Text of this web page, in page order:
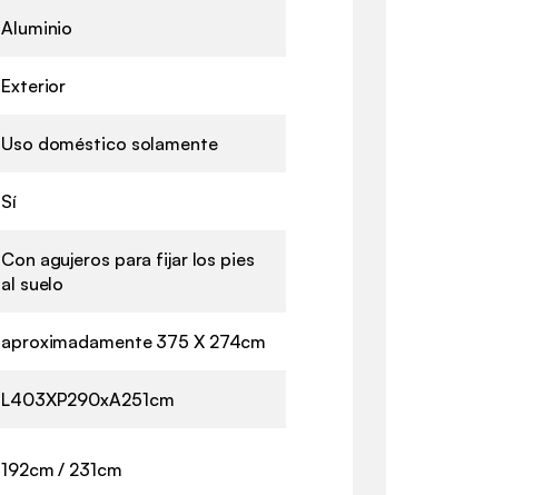
Aluminio
Exterior
Uso doméstico solamente
Sí
Con agujeros para fijar los pies
al suelo
aproximadamente 375 X 274cm
L403XP290xA251cm
192cm / 231cm